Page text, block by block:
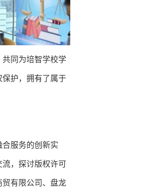
同为培智学校学
护，拥有了属于
服务的创新实
，探讨版权许可
有限公司、盘龙